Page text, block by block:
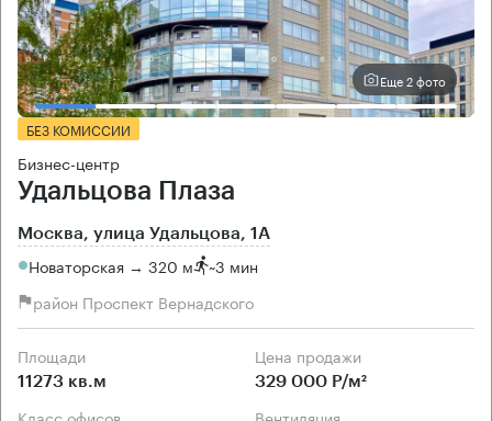
Еще 2 фото
БЕЗ КОМИССИИ
Бизнес-центр
Удальцова Плаза
Москва, улица Удальцова, 1А
Новаторская → 320 м ~3 мин
район Проспект Вернадского
Площади
11273 кв.м
Цена продажи
329 000 Р/м²